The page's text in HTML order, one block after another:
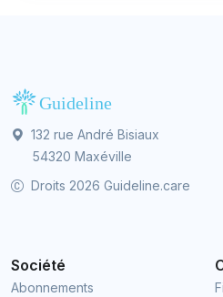
132 rue André Bisiaux
54320 Maxéville
Droits 2026 Guideline.care
Société
Abonnements